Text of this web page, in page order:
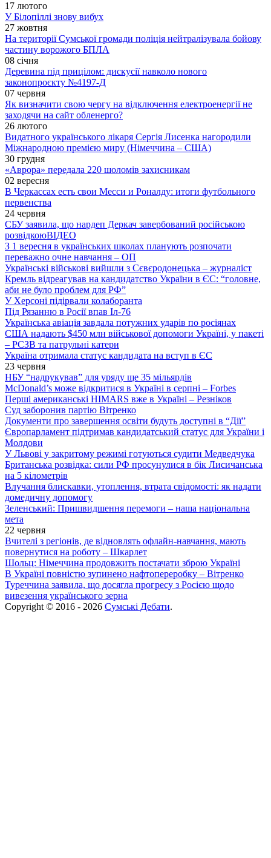
17 лютого
У Білопіллі знову вибух
27 жовтня
На території Сумської громади поліція нейтралізувала бойову
частину ворожого БПЛА
08 січня
Деревина під прицілом: дискусії навколо нового
законопроєкту №4197-Д
07 червня
Як визначити свою чергу на відключення електроенергії не
заходячи на сайт обленерго?
26 лютого
Видатного українського лікаря Сергія Лисенка нагородили
Міжнародною премією миру (Німеччина – США)
30 грудня
«Аврора» передала 220 шоломів захисникам
02 вересня
В Черкассах есть свои Месси и Роналду: итоги футбольного
первенства
24 червня
СБУ заявила, що нардеп Деркач завербований російською
розвідкоюВІДЕО
З 1 вересня в українських школах планують розпочати
переважно очне навчання – ОП
Українські військові вийшли з Сєвєродонецька – журналіст
Кремль відреагував на кандидатство України в ЄС: “головне,
аби не було проблем для РФ”
У Херсоні підірвали колаборанта
Під Рязанню в Росії впав Іл-76
Українська авіація завдала потужних ударів по росіянах
США надають $450 млн військової допомоги Україні, у пакеті
– РСЗВ та патрульні катери
Україна отримала статус кандидата на вступ в ЄС
23 червня
НБУ “надрукував” для уряду ще 35 мільярдів
McDonald’s може відкритися в Україні в серпні – Forbes
Перші американські HIMARS вже в Україні – Резніков
Суд заборонив партію Вітренко
Документи про завершення освіти будуть доступні в “Дії”
Європарламент підтримав кандидатський статус для України і
Молдови
У Львові у закритому режимі готуються судити Медведчука
Британська розвідка: сили РФ просунулися в бік Лисичанська
на 5 кілометрів
Влучання блискавки, утоплення, втрата свідомості: як надати
домедичну допомогу
Зеленський: Пришвидшення перемоги – наша національна
мета
22 червня
Вчителі з регіонів, де відновлять офлайн-навчання, мають
повернутися на роботу – Шкарлет
Шольц: Німеччина продовжить постачати зброю Україні
В Україні повністю зупинено нафтопереробку – Вітренко
Туреччина заявила, що досягла прогресу з Росією щодо
вивезення українського зерна
Copyright © 2016 - 2026 Сумські Дебати.